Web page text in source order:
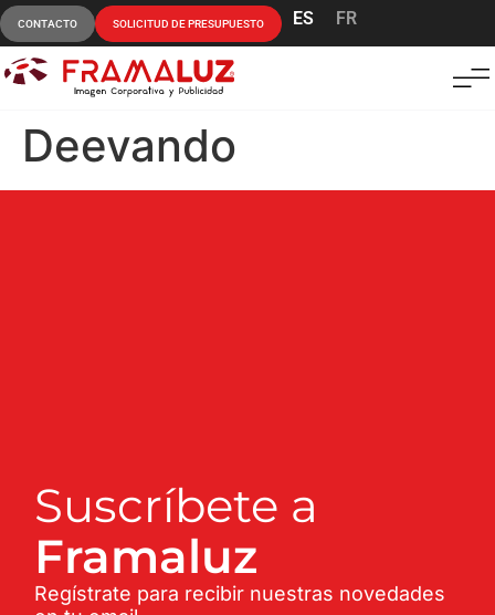
CONTACTO SOLICITUD DE PRESUPUESTO ES FR
Deevando
Suscríbete a
Framaluz
Regístrate para recibir nuestras novedades